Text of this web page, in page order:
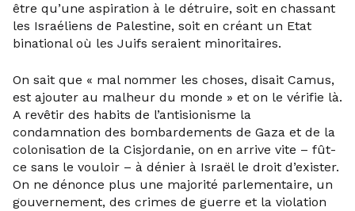
être qu’une aspiration à le détruire, soit en chassant
les Israéliens de Palestine, soit en créant un Etat
binational où les Juifs seraient minoritaires.
On sait que « mal nommer les choses, disait Camus,
est ajouter au malheur du monde » et on le vérifie là.
A revêtir des habits de l’antisionisme la
condamnation des bombardements de Gaza et de la
colonisation de la Cisjordanie, on en arrive vite – fût-
ce sans le vouloir – à dénier à Israël le droit d’exister.
On ne dénonce plus une majorité parlementaire, un
gouvernement, des crimes de guerre et la violation